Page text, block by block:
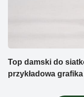
Top damski do
przykładowa grafika